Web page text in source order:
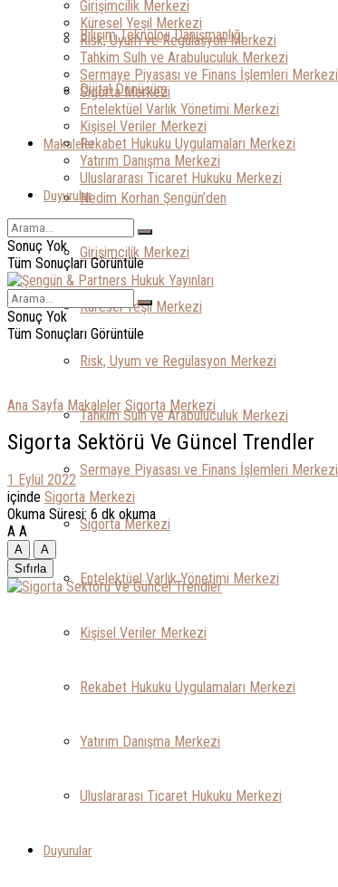
Bilişim Teknoloji Danışmanlığı
Dijital Dönüşüm
Makaleler
Nedim Korhan Şengün’den
Girişimcilik Merkezi
Küresel Yeşil Merkezi
Risk, Uyum ve Regülasyon Merkezi
Tahkim Sulh ve Arabuluculuk Merkezi
Sermaye Piyasası ve Finans İşlemleri Merkezi
Sigorta Merkezi
Entelektüel Varlık Yönetimi Merkezi
Kişisel Veriler Merkezi
Rekabet Hukuku Uygulamaları Merkezi
Yatırım Danışma Merkezi
Uluslararası Ticaret Hukuku Merkezi
Duyurular
Girişimcilik Merkezi
Küresel Yeşil Merkezi
Risk, Uyum ve Regülasyon Merkezi
Tahkim Sulh ve Arabuluculuk Merkezi
Sermaye Piyasası ve Finans İşlemleri Merkezi
Sigorta Merkezi
Entelektüel Varlık Yönetimi Merkezi
Kişisel Veriler Merkezi
Rekabet Hukuku Uygulamaları Merkezi
Yatırım Danışma Merkezi
Uluslararası Ticaret Hukuku Merkezi
Duyurular
Sonuç Yok
Tüm Sonuçları Görüntüle
Sonuç Yok
Tüm Sonuçları Görüntüle
Ana Sayfa Makaleler Sigorta Merkezi
Sigorta Sektörü Ve Güncel Trendler
1 Eylül 2022
içinde Sigorta Merkezi
Okuma Süresi: 6 dk okuma
A A
A
A
Sıfırla